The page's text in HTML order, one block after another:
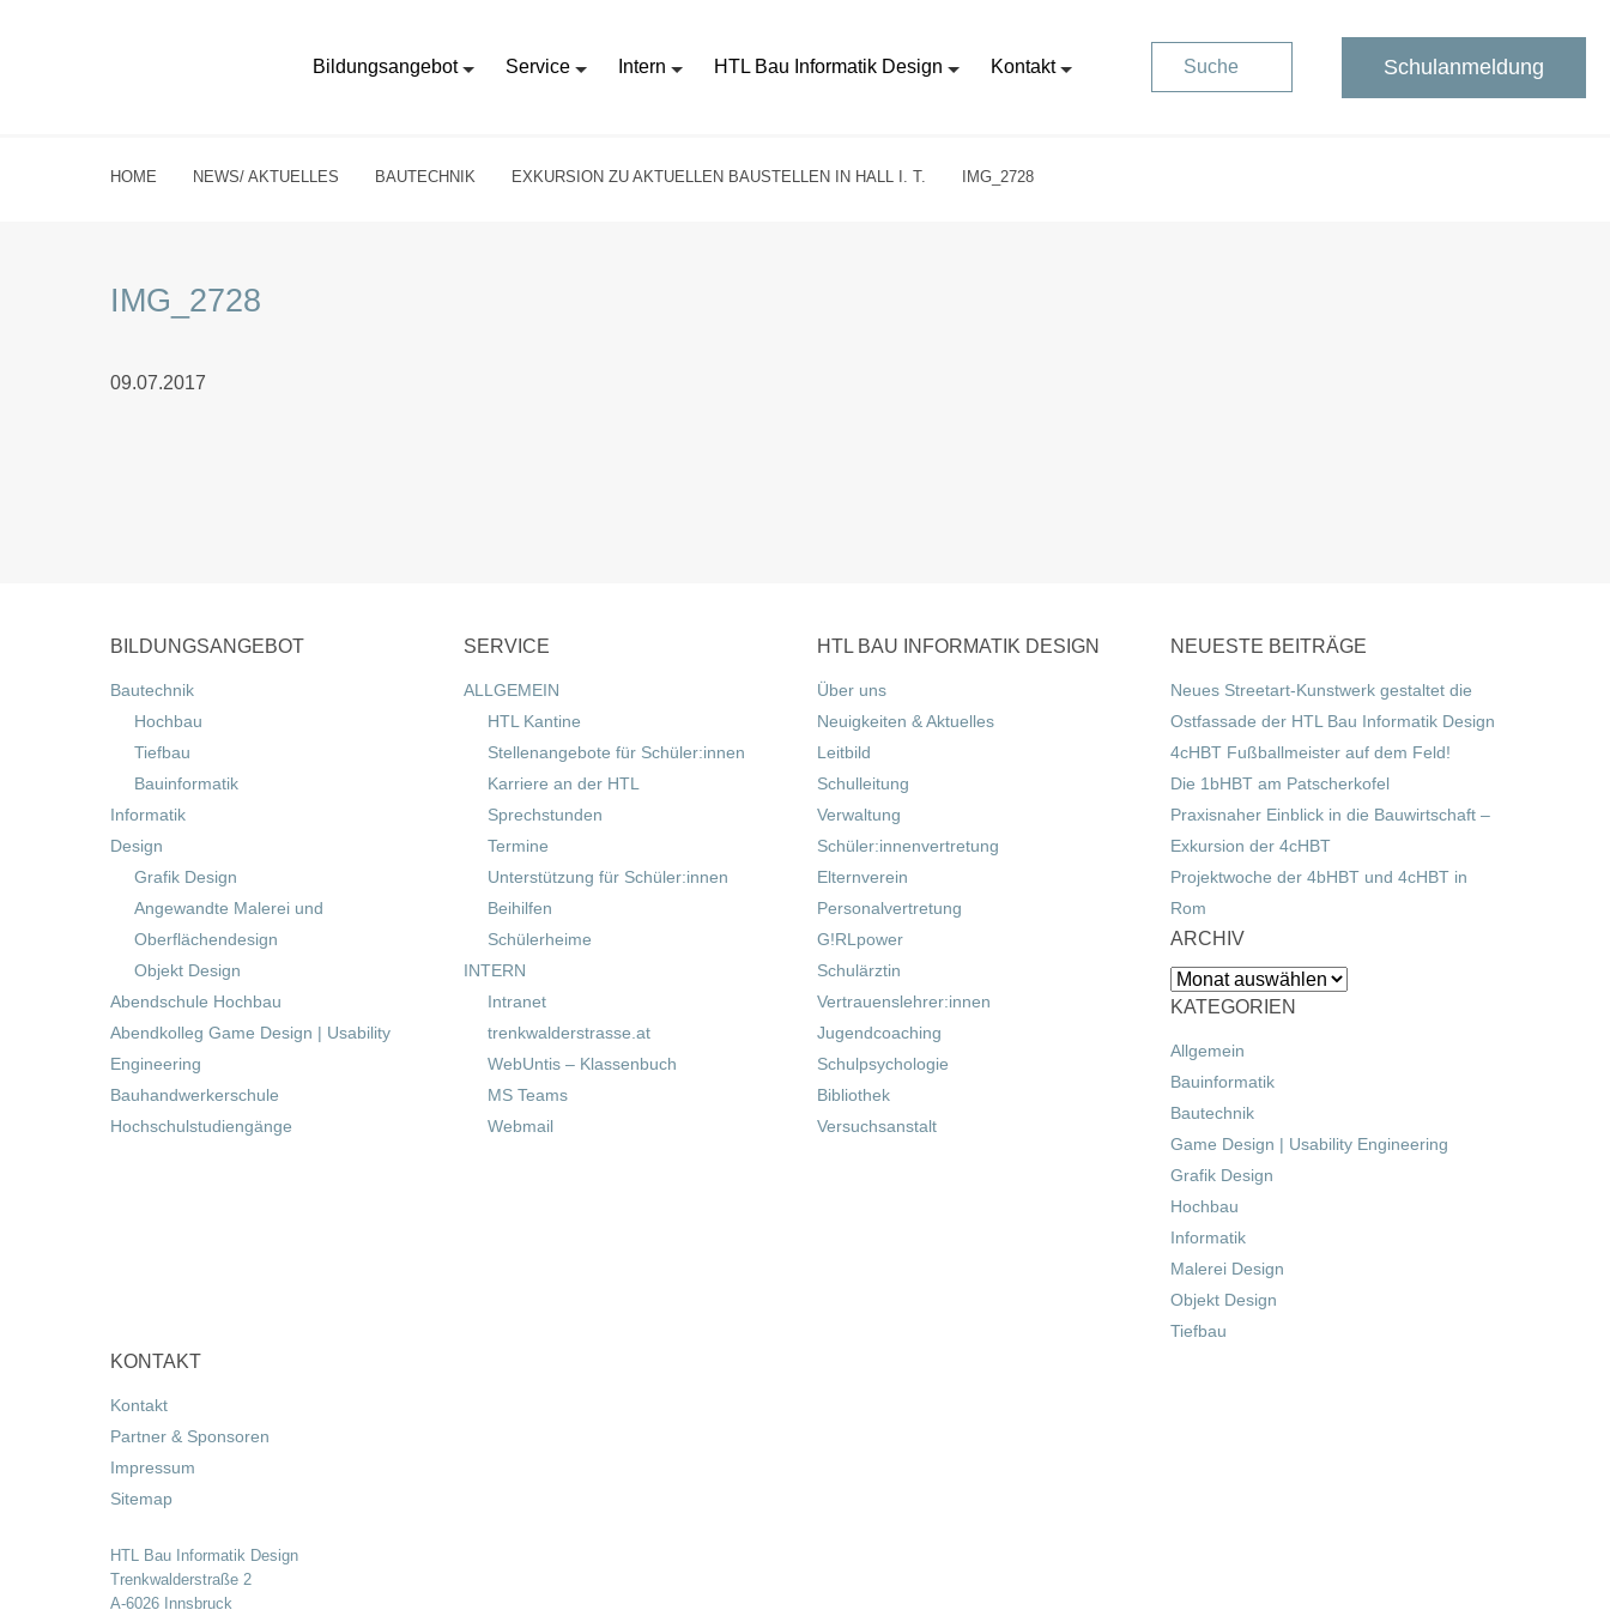
Bildungsangebot Service Intern HTL Bau Informatik Design Kontakt Suche Schulanmeldung
HOME NEWS/ AKTUELLES BAUTECHNIK EXKURSION ZU AKTUELLEN BAUSTELLEN IN HALL I. T. IMG_2728
IMG_2728
09.07.2017
BILDUNGSANGEBOT
Bautechnik
Hochbau
Tiefbau
Bauinformatik
Informatik
Design
Grafik Design
Angewandte Malerei und
Oberflächendesign
Objekt Design
Abendschule Hochbau
Abendkolleg Game Design | Usability
Engineering
Bauhandwerkerschule
Hochschulstudiengänge
SERVICE
ALLGEMEIN
HTL Kantine
Stellenangebote für Schüler:innen
Karriere an der HTL
Sprechstunden
Termine
Unterstützung für Schüler:innen
Beihilfen
Schülerheime
INTERN
Intranet
trenkwalderstrasse.at
WebUntis – Klassenbuch
MS Teams
Webmail
HTL BAU INFORMATIK DESIGN
Über uns
Neuigkeiten & Aktuelles
Leitbild
Schulleitung
Verwaltung
Schüler:innenvertretung
Elternverein
Personalvertretung
G!RLpower
Schulärztin
Vertrauenslehrer:innen
Jugendcoaching
Schulpsychologie
Bibliothek
Versuchsanstalt
NEUESTE BEITRÄGE
Neues Streetart-Kunstwerk gestaltet die
Ostfassade der HTL Bau Informatik Design
4cHBT Fußballmeister auf dem Feld!
Die 1bHBT am Patscherkofel
Praxisnaher Einblick in die Bauwirtschaft –
Exkursion der 4cHBT
Projektwoche der 4bHBT und 4cHBT in
Rom
ARCHIV
Archiv
KATEGORIEN
Allgemein
Bauinformatik
Bautechnik
Game Design | Usability Engineering
Grafik Design
Hochbau
Informatik
Malerei Design
Objekt Design
Tiefbau
KONTAKT
Kontakt
Partner & Sponsoren
Impressum
Sitemap
HTL Bau Informatik Design
Trenkwalderstraße 2
A-6026 Innsbruck